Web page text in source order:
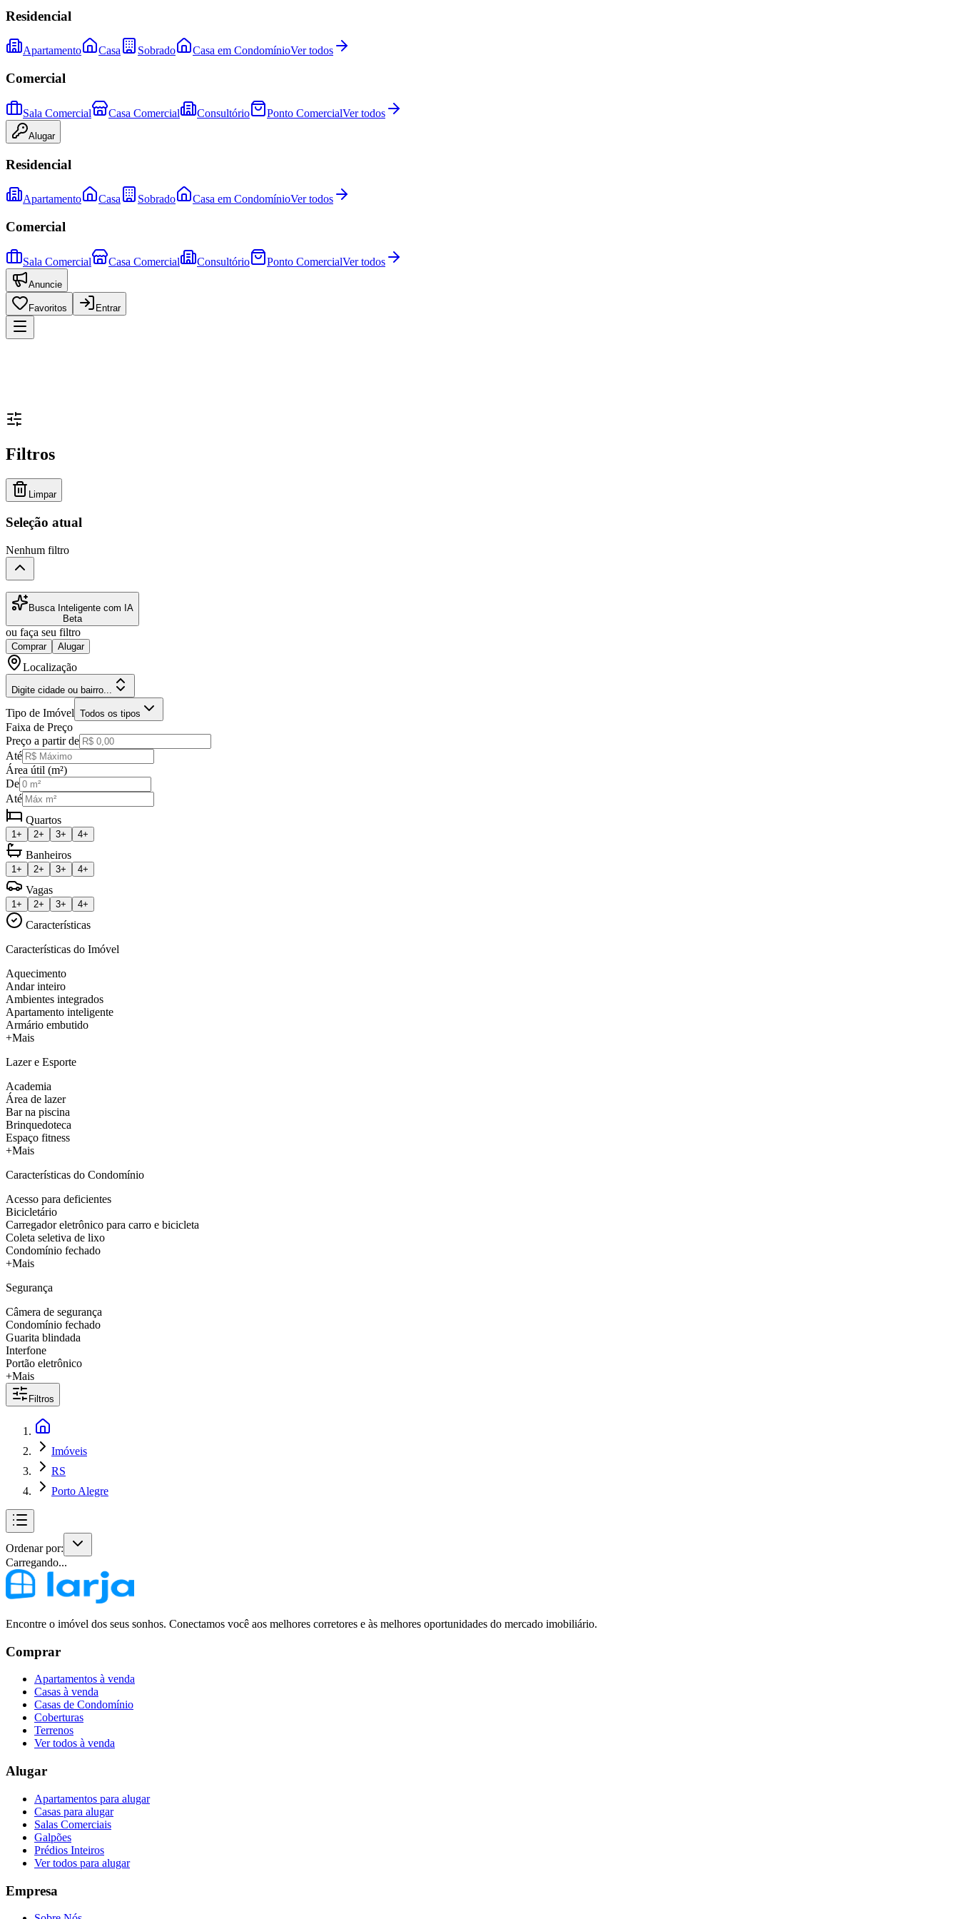
Residencial
Apartamento Casa Sobrado Casa em CondomínioVer todos
Comercial
Sala Comercial Casa Comercial Consultório Ponto ComercialVer todos
Alugar
Residencial
Apartamento Casa Sobrado Casa em CondomínioVer todos
Comercial
Sala Comercial Casa Comercial Consultório Ponto ComercialVer todos
Anuncie
Favoritos Entrar
Filtros
Limpar
Seleção atual
Nenhum filtro
Busca Inteligente com IA
Beta
ou faça seu filtro
Comprar Alugar
Localização
Digite cidade ou bairro...
Tipo de Imóvel Todos os tipos
Faixa de Preço
Preço a partir de
Até
Área útil (m²)
De
Até
Quartos
1+ 2+ 3+ 4+
Banheiros
1+ 2+ 3+ 4+
Vagas
1+ 2+ 3+ 4+
Características
Características do Imóvel
Aquecimento
Andar inteiro
Ambientes integrados
Apartamento inteligente
Armário embutido
+Mais
Lazer e Esporte
Academia
Área de lazer
Bar na piscina
Brinquedoteca
Espaço fitness
+Mais
Características do Condomínio
Acesso para deficientes
Bicicletário
Carregador eletrônico para carro e bicicleta
Coleta seletiva de lixo
Condomínio fechado
+Mais
Segurança
Câmera de segurança
Condomínio fechado
Guarita blindada
Interfone
Portão eletrônico
+Mais
Filtros
Imóveis
RS
Porto Alegre
Ordenar por:
Carregando...
Encontre o imóvel dos seus sonhos. Conectamos você aos melhores corretores e às melhores oportunidades do mercado imobiliário.
Comprar
Apartamentos à venda
Casas à venda
Casas de Condomínio
Coberturas
Terrenos
Ver todos à venda
Alugar
Apartamentos para alugar
Casas para alugar
Salas Comerciais
Galpões
Prédios Inteiros
Ver todos para alugar
Empresa